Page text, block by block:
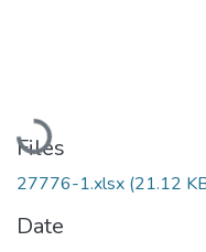
Loading...
Files
27776-1.xlsx (21.12
Date